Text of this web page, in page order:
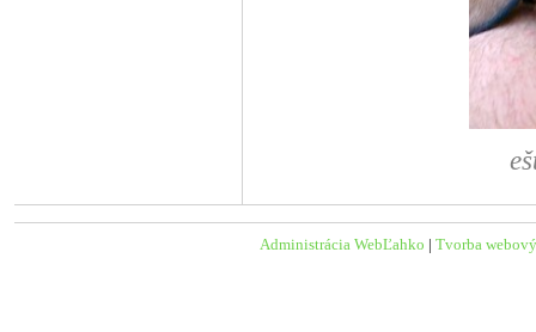
Administrácia WebĽahko | Tvorba